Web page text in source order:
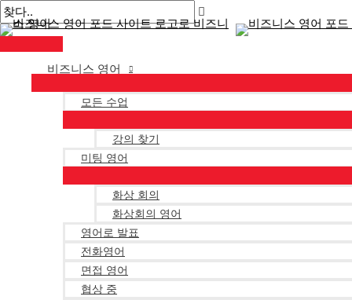
콘
텐
메
인
메
뉴
비즈니스 영어
모든 수업
강의 찾기
미팅 영어
화상 회의
화상회의 영어
영어로 발표
전화영어
면접 영어
협상 중
게
시